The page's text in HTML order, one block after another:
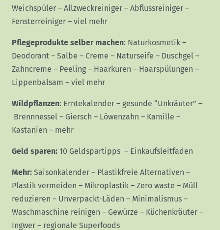
Weichspüler – Allzweckreiniger – Abflussreiniger –
Fensterreiniger – viel mehr
Pflegeprodukte selber machen: Naturkosmetik –
Deodorant – Salbe – Creme – Naturseife – Duschgel –
Zahncreme – Peeling – Haarkuren – Haarspülungen –
Lippenbalsam – viel mehr
Wildpflanzen: Erntekalender – gesunde “Unkräuter” –
Brennnessel – Giersch – Löwenzahn – Kamille –
Kastanien – mehr
Geld sparen: 10 Geldspartipps – Einkaufsleitfaden
Mehr: Saisonkalender – Plastikfreie Alternativen –
Plastik vermeiden – Mikroplastik – Zero waste – Müll
reduzieren – Unverpackt-Läden – Minimalismus –
Waschmaschine reinigen – Gewürze – Küchenkräuter –
Ingwer – regionale Superfoods